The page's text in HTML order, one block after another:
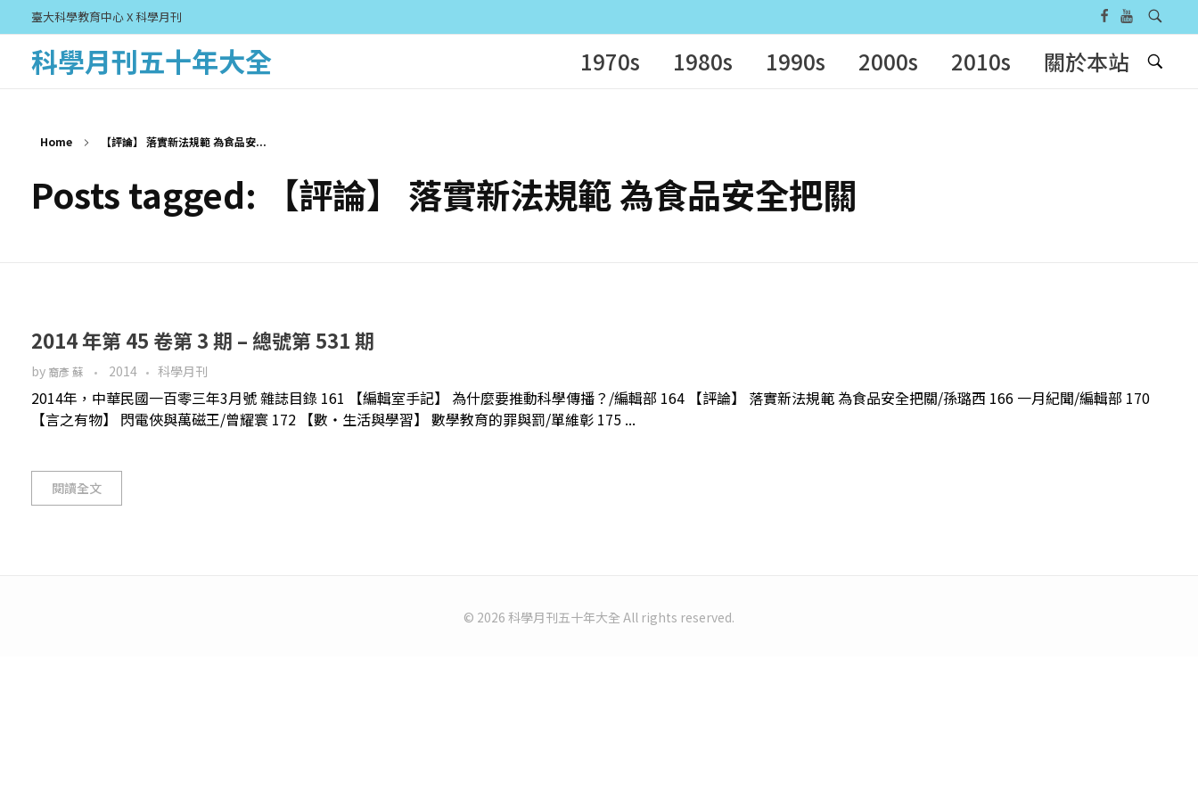
臺大科學教育中心 X 科學月刊
科學月刊五十年大全 1970s 1980s 1990s 2000s 2010s 關於本站
Home 【評論】 落實新法規範 為食品安...
Posts tagged: 【評論】 落實新法規範 為食品安全把關
2014 年第 45 卷第 3 期 – 總號第 531 期
by 裔彥 蘇 2014 科學月刊
2014年，中華民國一百零三年3月號 雜誌目錄 161 【編輯室手記】 為什麼要推動科學傳播？/編輯部 164 【評論】 落實新法規範 為食品安全把關/孫璐西 166 一月紀聞/編輯部 170
【言之有物】 閃電俠與萬磁王/曾耀寰 172 【數‧生活與學習】 數學教育的罪與罰/單維彰 175 ...
閱讀全文
© 2026 科學月刊五十年大全 All rights reserved.